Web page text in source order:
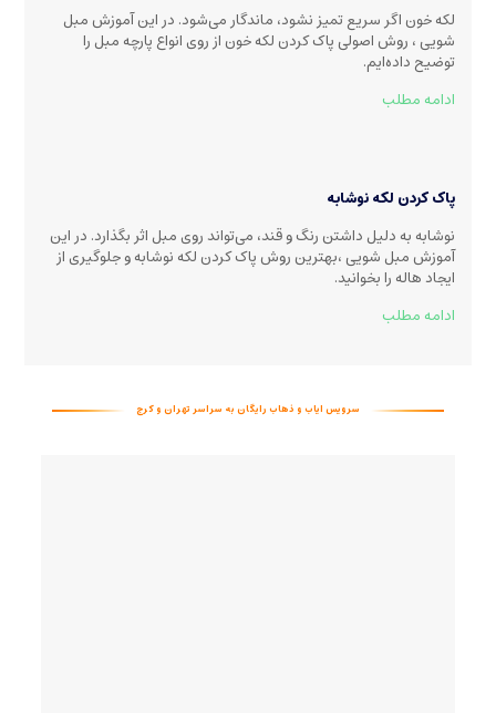
لکه خون اگر سریع تمیز نشود، ماندگار می‌شود. در این آموزش مبل
شویی ، روش اصولی پاک کردن لکه خون از روی انواع پارچه مبل را
توضیح داده‌ایم.
ادامه مطلب
پاک کردن لکه نوشابه
نوشابه به دلیل داشتن رنگ و قند، می‌تواند روی مبل اثر بگذارد. در این
آموزش مبل شویی ،بهترین روش پاک کردن لکه نوشابه و جلوگیری از
ایجاد هاله را بخوانید.
ادامه مطلب
سرویس ایاب و ذهاب رایگان به سراسر تهران و کرج